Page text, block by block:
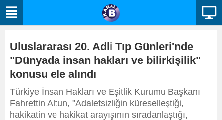
Uluslararası 20. Adli Tıp Günleri'nde
"Dünyada insan hakları ve bilirkişilik"
konusu ele alındı
Türkiye İnsan Hakları ve Eşitlik Kurumu Başkanı
Fahrettin Altun, "Adaletsizliğin küreselleştiği,
hakikatin ve hakikat arayışının sıradanlaştığı,